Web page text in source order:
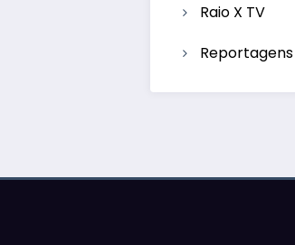
Raio X TV
Reportagens